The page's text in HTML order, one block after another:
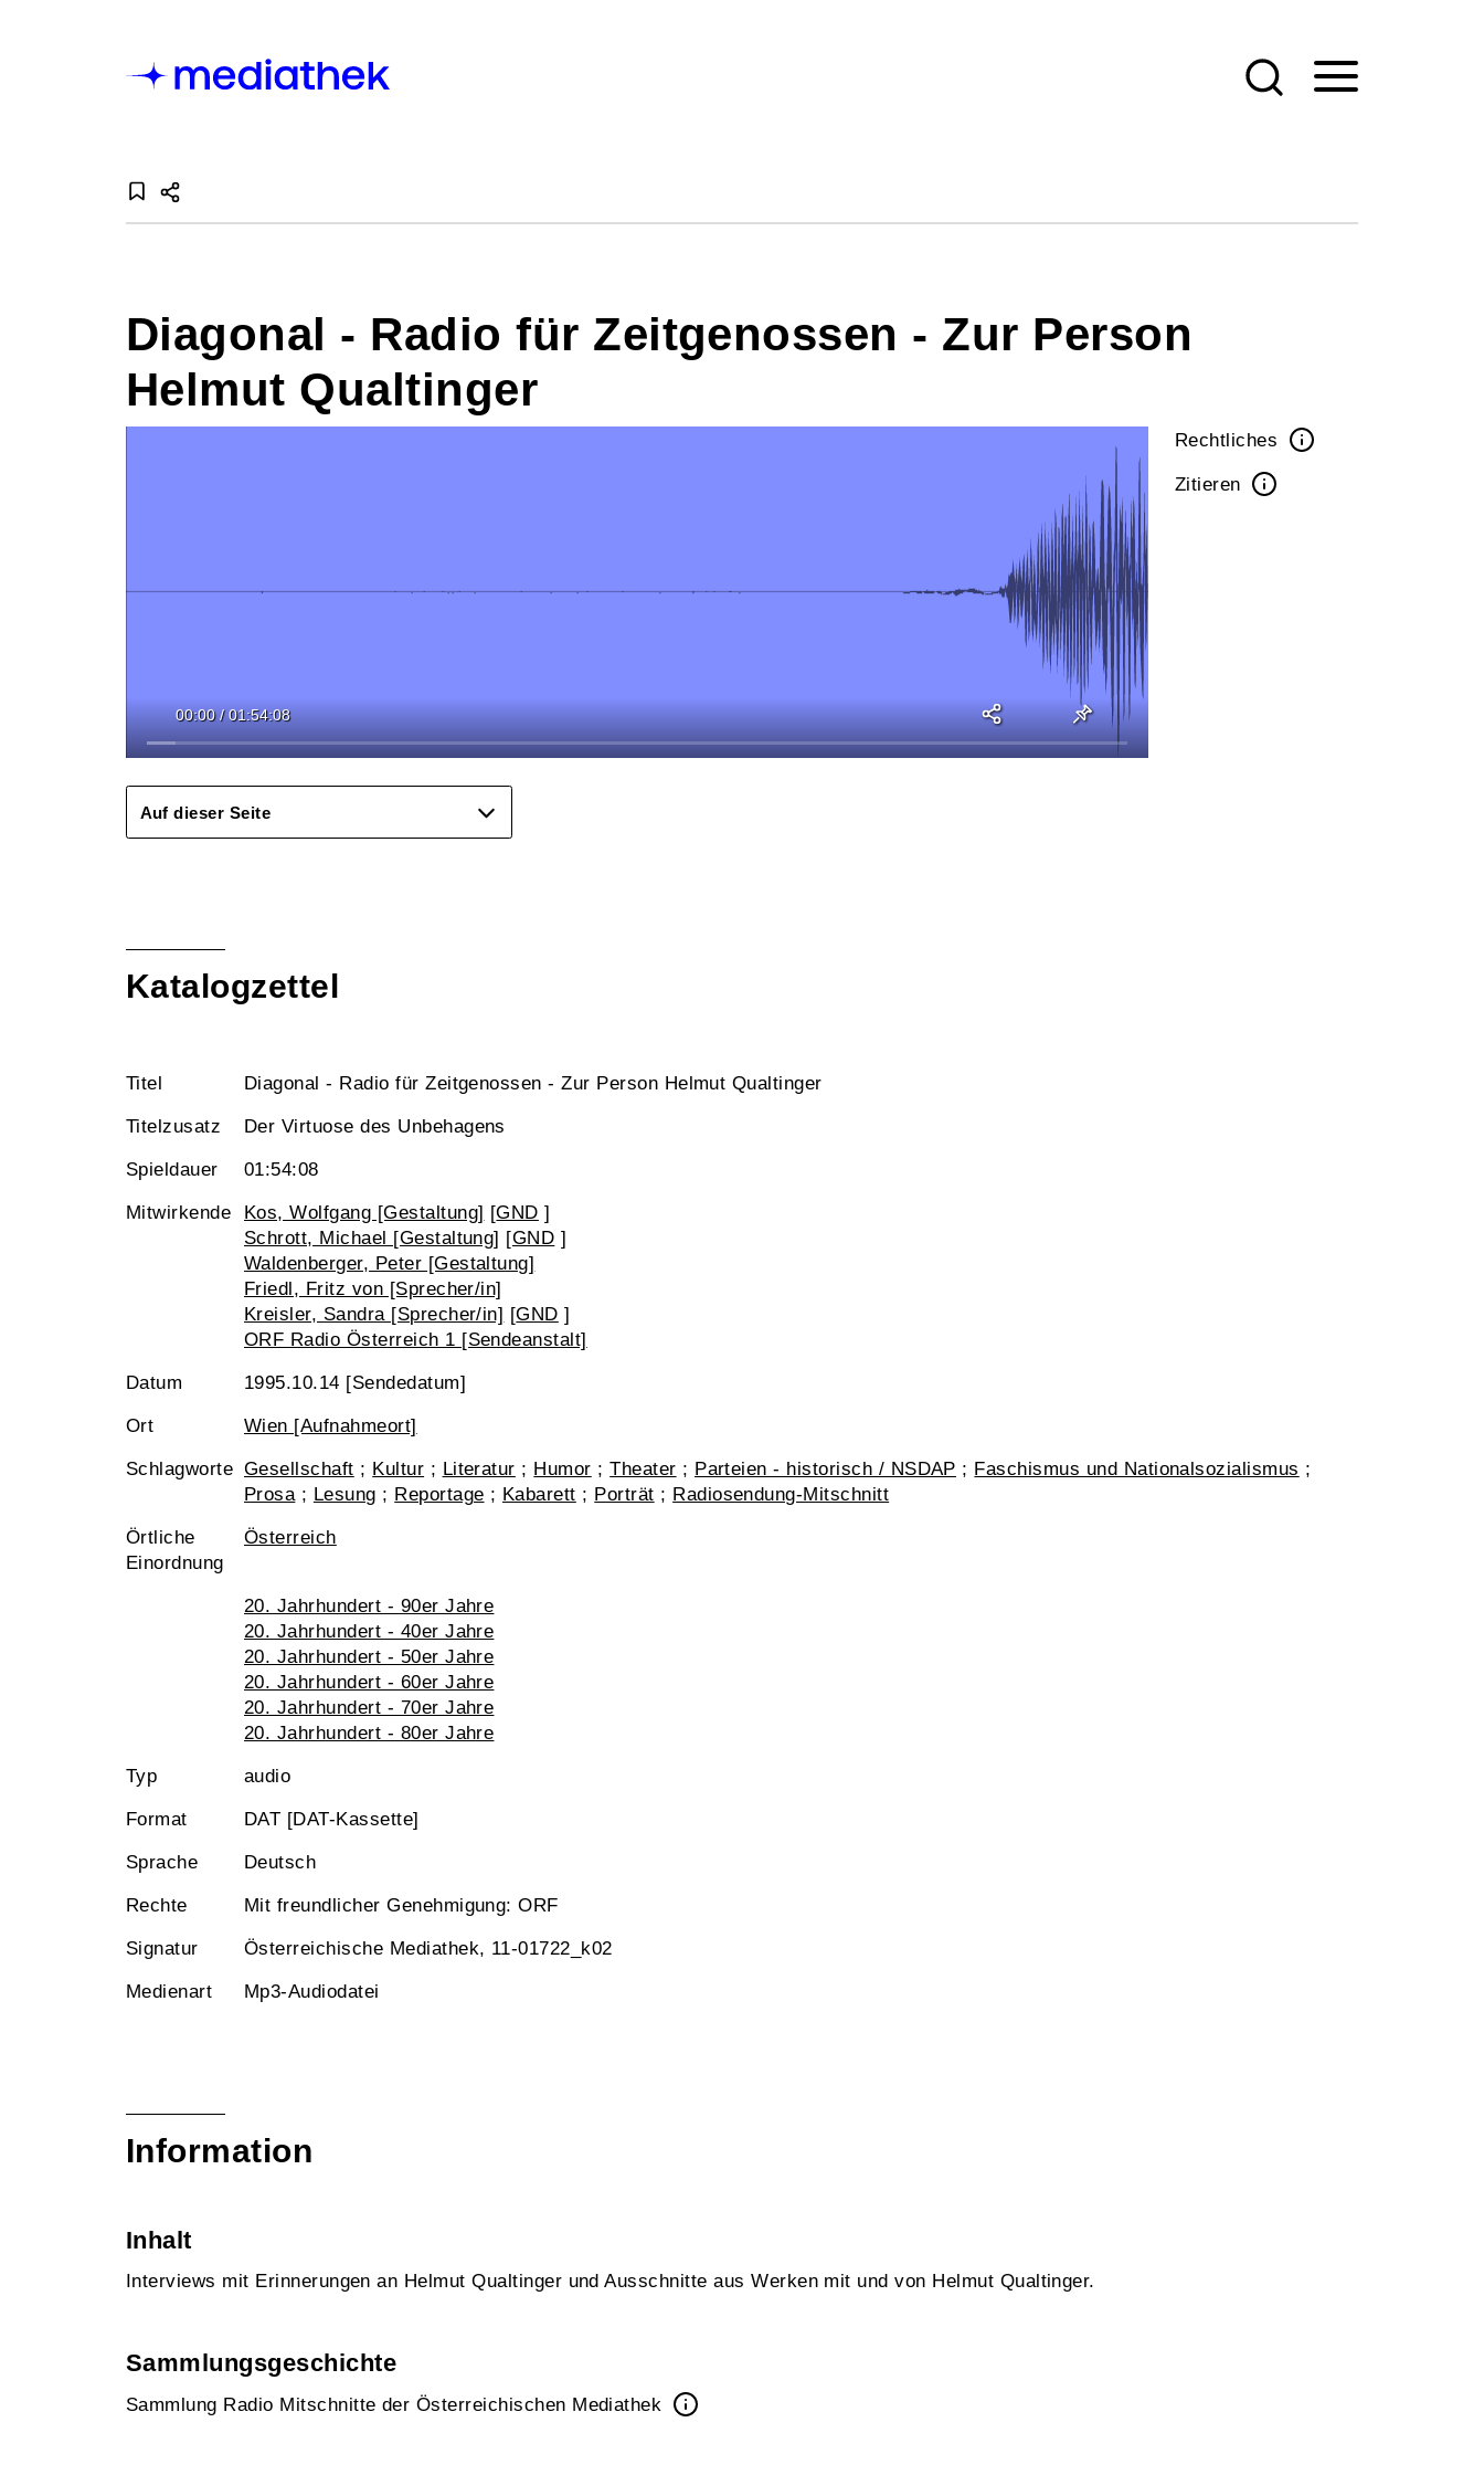
Diagonal - Radio für Zeitgenossen - Zur Person
Helmut Qualtinger
00:00 / 01:54:08
Rechtliches
Zitieren
Auf dieser Seite
Katalogzettel
Titel Diagonal - Radio für Zeitgenossen - Zur Person Helmut Qualtinger
Titelzusatz Der Virtuose des Unbehagens
Spieldauer 01:54:08
Mitwirkende Kos, Wolfgang [Gestaltung] [GND ]
Schrott, Michael [Gestaltung] [GND ]
Waldenberger, Peter [Gestaltung]
Friedl, Fritz von [Sprecher/in]
Kreisler, Sandra [Sprecher/in] [GND ]
ORF Radio Österreich 1 [Sendeanstalt]
Datum 1995.10.14 [Sendedatum]
Ort Wien [Aufnahmeort]
Schlagworte Gesellschaft ; Kultur ; Literatur ; Humor ;Theater ; Parteien - historisch / NSDAP ; Faschismus und Nationalsozialismus ;
Prosa; Lesung ; Reportage ; Kabarett ; Porträt ; Radiosendung-Mitschnitt
Örtliche
Einordnung
Österreich
20. Jahrhundert - 90er Jahre
20. Jahrhundert - 40er Jahre
20. Jahrhundert - 50er Jahre
20. Jahrhundert - 60er Jahre
20. Jahrhundert - 70er Jahre
20. Jahrhundert - 80er Jahre
Typ audio
Format DAT [DAT-Kassette]
Sprache Deutsch
Rechte Mit freundlicher Genehmigung: ORF
Signatur Österreichische Mediathek, 11-01722_k02
Medienart Mp3-Audiodatei
Information
Inhalt
Interviews mit Erinnerungen an Helmut Qualtinger und Ausschnitte aus Werken mit und von Helmut Qualtinger.
Sammlungsgeschichte
Sammlung Radio Mitschnitte der Österreichischen Mediathek